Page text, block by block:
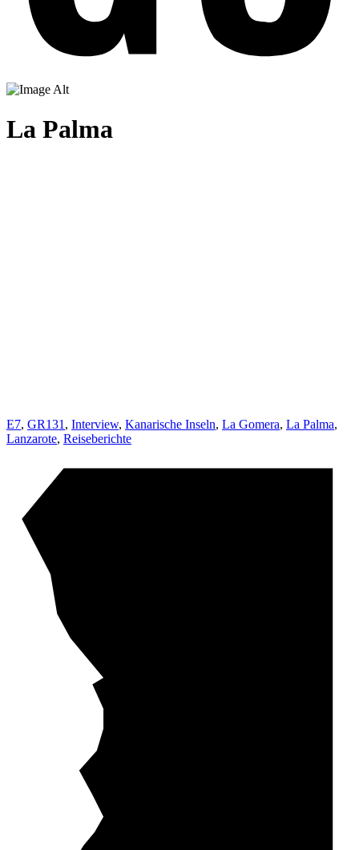
La Palma
E7, GR131 , Interview, Kanarische Inseln, La Gomera, La Palma,
Lanzarote, Reiseberichte